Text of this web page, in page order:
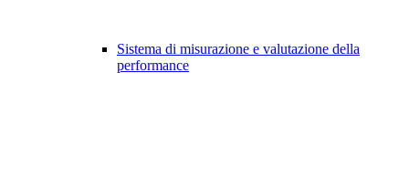
Sistema di misurazione e valutazione della
performance